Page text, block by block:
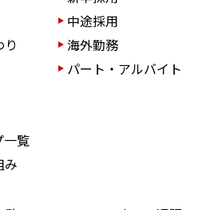
一覧
み
中途採用
海外勤務
パート・アルバイト